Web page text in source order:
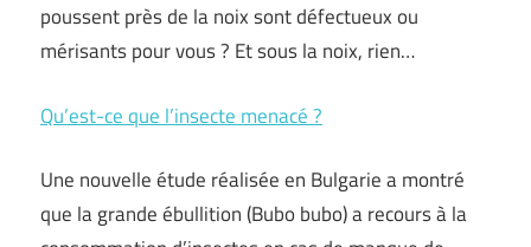
poussent près de la noix sont défectueux ou
mérisants pour vous ? Et sous la noix, rien…
Qu’est-ce que l’insecte menacé ?
Une nouvelle étude réalisée en Bulgarie a montré
que la grande ébullition (Bubo bubo) a recours à la